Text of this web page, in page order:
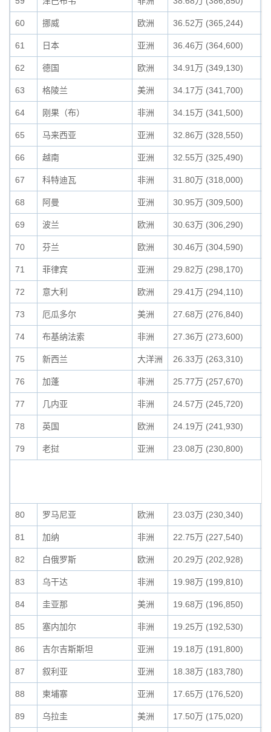
60 挪威 欧洲 36.52万 (365,244)
61 日本 亚洲 36.46万 (364,600)
62 德国 欧洲 34.91万 (349,130)
63 格陵兰 美洲 34.17万 (341,700)
64 刚果（布） 非洲 34.15万 (341,500)
65 马来西亚 亚洲 32.86万 (328,550)
66 越南 亚洲 32.55万 (325,490)
67 科特迪瓦 非洲 31.80万 (318,000)
68 阿曼 亚洲 30.95万 (309,500)
69 波兰 欧洲 30.63万 (306,290)
70 芬兰 欧洲 30.46万 (304,590)
71 菲律宾 亚洲 29.82万 (298,170)
72 意大利 欧洲 29.41万 (294,110)
73 厄瓜多尔 美洲 27.68万 (276,840)
74 布基纳法索 非洲 27.36万 (273,600)
75 新西兰 大洋洲 26.33万 (263,310)
76 加蓬 非洲 25.77万 (257,670)
77 几内亚 非洲 24.57万 (245,720)
78 英国 欧洲 24.19万 (241,930)
79 老挝 亚洲 23.08万 (230,800)
80 罗马尼亚 欧洲 23.03万 (230,340)
81 加纳 非洲 22.75万 (227,540)
82 白俄罗斯 欧洲 20.29万 (202,928)
83 乌干达 非洲 19.98万 (199,810)
84 圭亚那 美洲 19.68万 (196,850)
85 塞内加尔 非洲 19.25万 (192,530)
86 吉尔吉斯斯坦 亚洲 19.18万 (191,800)
87 叙利亚 亚洲 18.38万 (183,780)
88 柬埔寨 亚洲 17.65万 (176,520)
89 乌拉圭 美洲 17.50万 (175,020)